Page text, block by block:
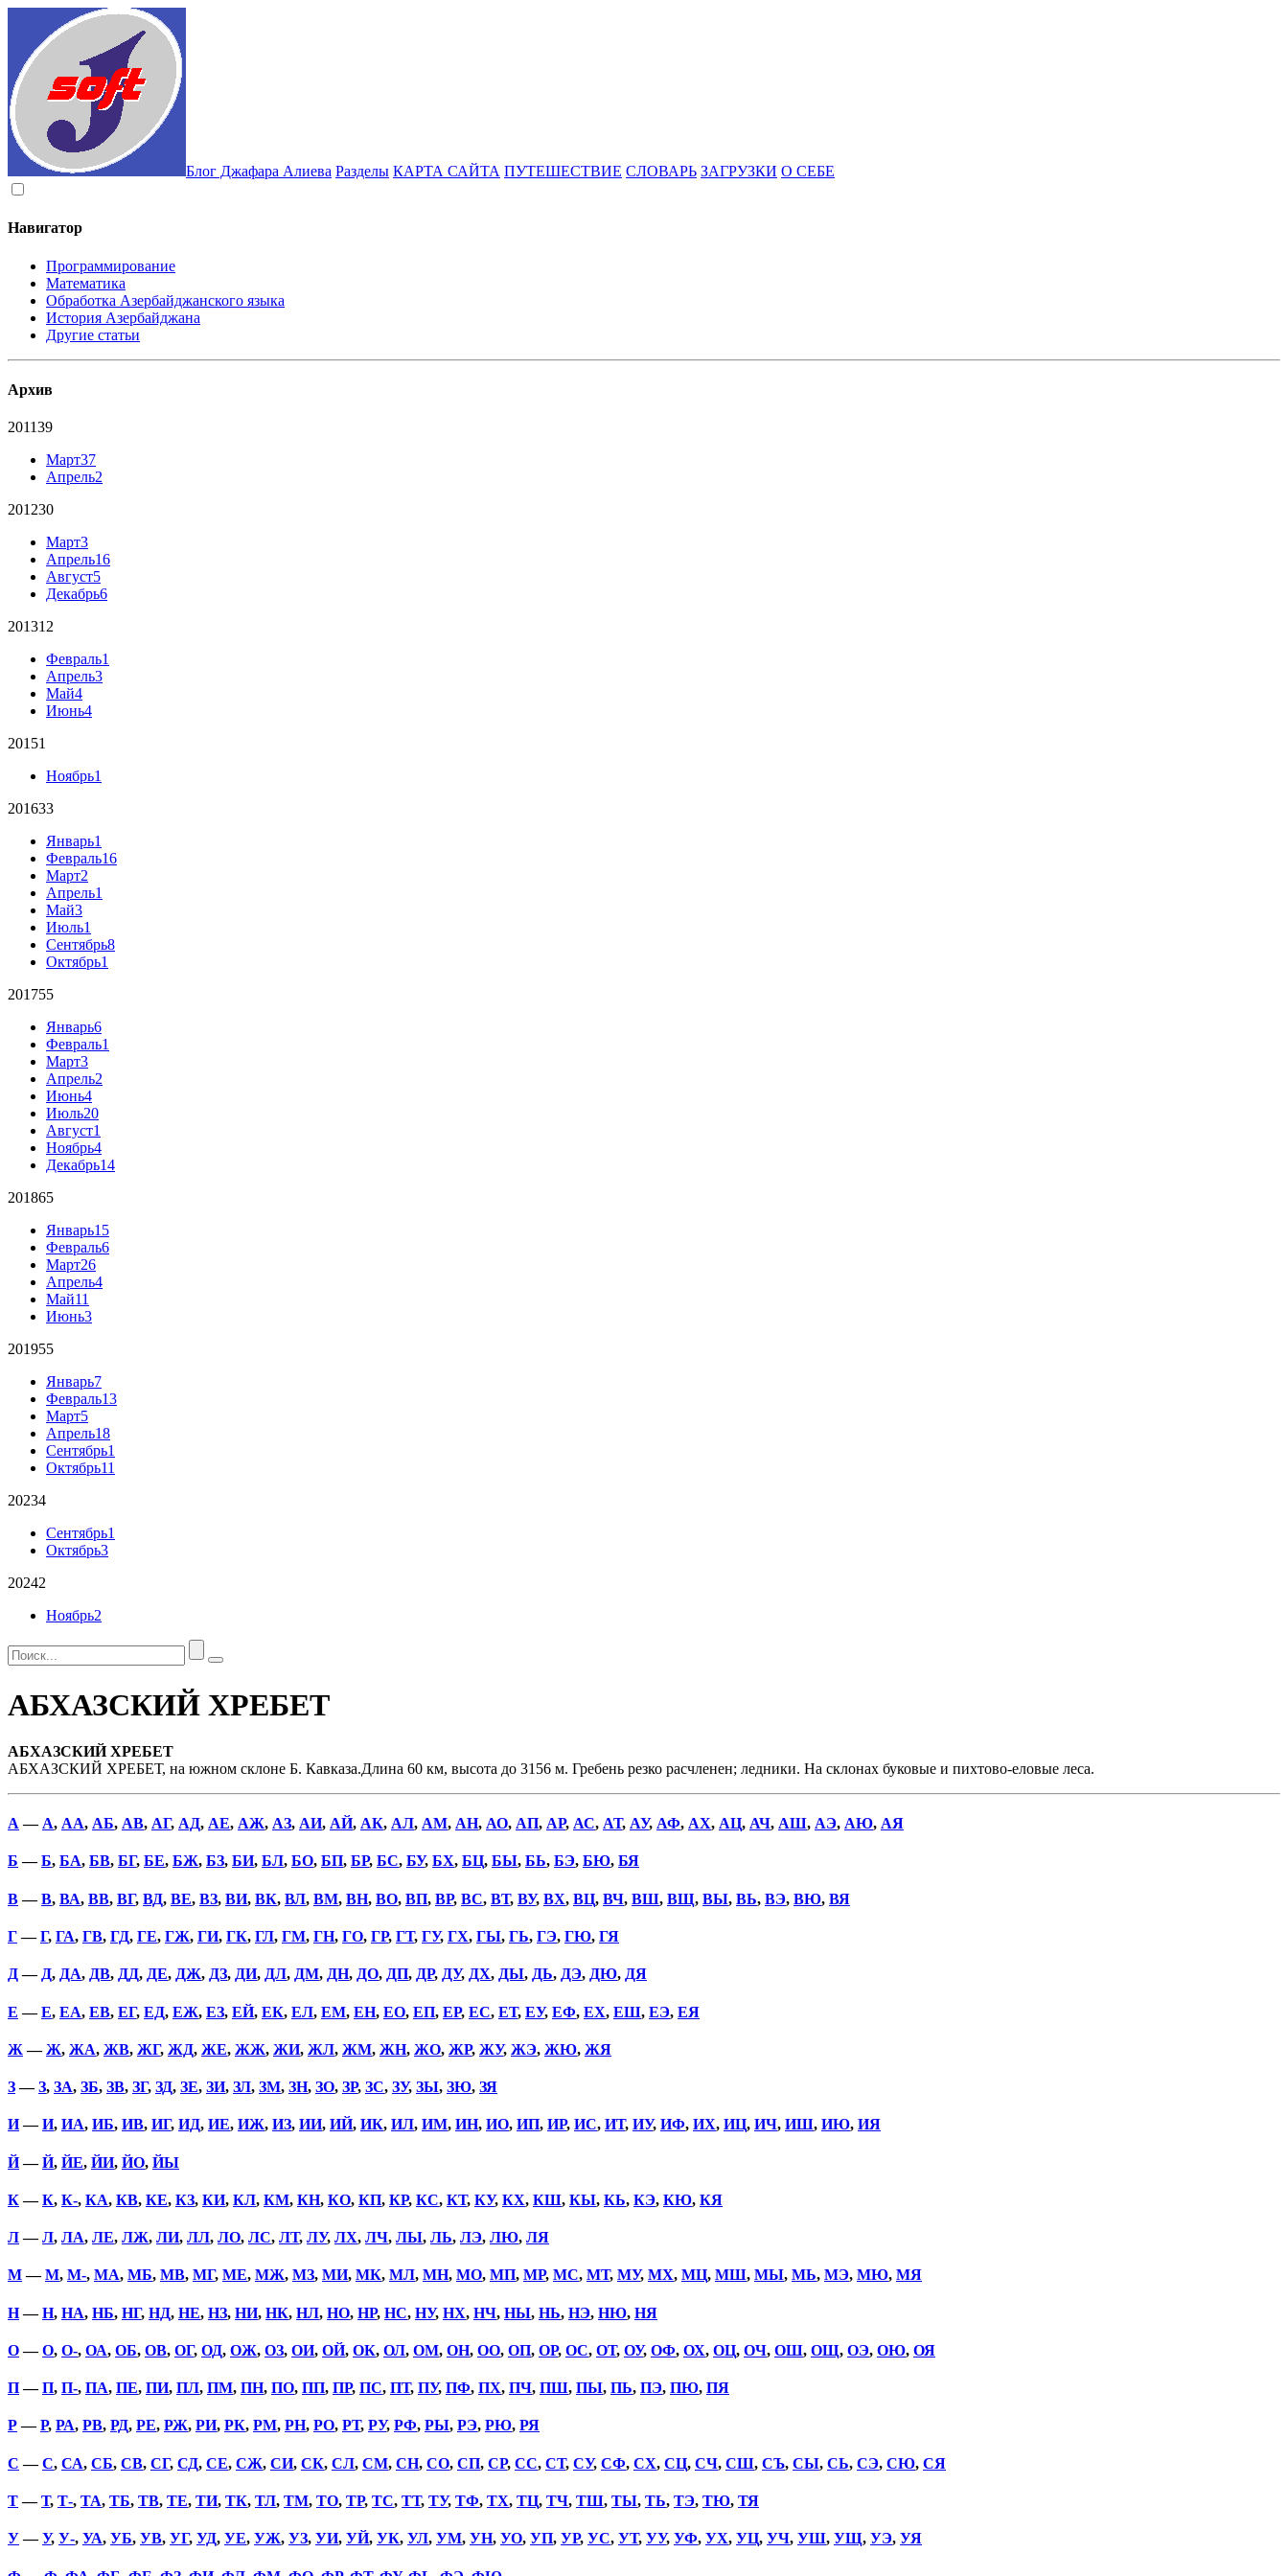
Блог Джафара Алиева Разделы КАРТА САЙТА ПУТЕШЕСТВИЕ СЛОВАРЬ ЗАГРУЗКИ О СЕБЕ
Навигатор
Программирование
Математика
Обработка Азербайджанского языка
История Азербайджана
Другие статьи
Архив
201139
Март37
Апрель2
201230
Март3
Апрель16
Август5
Декабрь6
201312
Февраль1
Апрель3
Май4
Июнь4
20151
Ноябрь1
201633
Январь1
Февраль16
Март2
Апрель1
Май3
Июль1
Сентябрь8
Октябрь1
201755
Январь6
Февраль1
Март3
Апрель2
Июнь4
Июль20
Август1
Ноябрь4
Декабрь14
201865
Январь15
Февраль6
Март26
Апрель4
Май11
Июнь3
201955
Январь7
Февраль13
Март5
Апрель18
Сентябрь1
Октябрь11
20234
Сентябрь1
Октябрь3
20242
Ноябрь2
АБХАЗСКИЙ ХРЕБЕТ
АБХАЗСКИЙ ХРЕБЕТ
АБХАЗСКИЙ ХРЕБЕТ, на южном склоне Б. Кавказа.Длина 60 км, высота до 3156 м. Гребень резко расчленен; ледники. На склонах буковые и пихтово-еловые леса.
А — А, АА, АБ, АВ, АГ, АД, АЕ, АЖ, АЗ, АИ, АЙ, АК, АЛ, АМ, АН, АО, АП, АР, АС, АТ, АУ, АФ, АХ, АЦ, АЧ, АШ, АЭ, АЮ, АЯ
Б —Б, БА, БВ, БГ, БЕ, БЖ, БЗ, БИ, БЛ, БО, БП, БР, БС, БУ, БХ, БЦ, БЫ, БЬ, БЭ, БЮ, БЯ
В—В, ВА, ВВ, ВГ, ВД, ВЕ, ВЗ, ВИ, ВК, ВЛ, ВМ, ВН, ВО, ВП, ВР, ВС, ВТ, ВУ, ВХ, ВЦ, ВЧ, ВШ, ВЩ, ВЫ, ВЬ, ВЭ, ВЮ, ВЯ
Г—Г, ГА, ГВ, ГД, ГЕ, ГЖ, ГИ, ГК, ГЛ, ГМ, ГН, ГО, ГР, ГТ, ГУ, ГХ, ГЫ, ГЬ, ГЭ, ГЮ, ГЯ
Д— Д, ДА, ДВ, ДД, ДЕ, ДЖ, ДЗ, ДИ, ДЛ, ДМ, ДН, ДО, ДП, ДР, ДУ, ДХ, ДЫ, ДЬ, ДЭ, ДЮ, ДЯ
Е —Е, ЕА, ЕВ, ЕГ, ЕД, ЕЖ, ЕЗ, ЕЙ, ЕК, ЕЛ, ЕМ, ЕН, ЕО, ЕП, ЕР, ЕС, ЕТ, ЕУ, ЕФ, ЕХ, ЕШ, ЕЭ, ЕЯ
Ж —Ж, ЖА, ЖВ, ЖГ, ЖД, ЖЕ, ЖЖ, ЖИ, ЖЛ, ЖМ, ЖН, ЖО, ЖР, ЖУ, ЖЭ, ЖЮ, ЖЯ
З—З, ЗА, ЗБ, ЗВ, ЗГ, ЗД, ЗЕ, ЗИ, ЗЛ, ЗМ, ЗН, ЗО, ЗР, ЗС, ЗУ, ЗЫ, ЗЮ, ЗЯ
И—И, ИА, ИБ, ИВ, ИГ, ИД, ИЕ, ИЖ, ИЗ, ИИ, ИЙ, ИК, ИЛ, ИМ, ИН, ИО, ИП, ИР, ИС, ИТ, ИУ, ИФ, ИХ, ИЦ, ИЧ, ИШ, ИЮ, ИЯ
Й—Й, ЙЕ, ЙИ, ЙО, ЙЫ
К—К, К-, КА, КВ, КЕ, КЗ, КИ, КЛ, КМ, КН, КО, КП, КР, КС, КТ, КУ, КХ, КШ, КЫ, КЬ, КЭ, КЮ, КЯ
Л—Л, ЛА, ЛЕ, ЛЖ, ЛИ, ЛЛ, ЛО, ЛС, ЛТ, ЛУ, ЛХ, ЛЧ, ЛЫ, ЛЬ, ЛЭ, ЛЮ, ЛЯ
М—М, М-, МА, МБ, МВ, МГ, МЕ, МЖ, МЗ, МИ, МК, МЛ, МН, МО, МП, МР, МС, МТ, МУ, МХ, МЦ, МШ, МЫ, МЬ, МЭ, МЮ, МЯ
Н—Н, НА, НБ, НГ, НД, НЕ, НЗ, НИ, НК, НЛ, НО, НР, НС, НУ, НХ, НЧ, НЫ, НЬ, НЭ, НЮ, НЯ
О—О, О-, ОА, ОБ, ОВ, ОГ, ОД, ОЖ, ОЗ, ОИ, ОЙ, ОК, ОЛ, ОМ, ОН, ОО, ОП, ОР, ОС, ОТ, ОУ, ОФ, ОХ, ОЦ, ОЧ, ОШ, ОЩ, ОЭ, ОЮ, ОЯ
П—П, П-, ПА, ПЕ, ПИ, ПЛ, ПМ, ПН, ПО, ПП, ПР, ПС, ПТ, ПУ, ПФ, ПХ, ПЧ, ПШ, ПЫ, ПЬ, ПЭ, ПЮ, ПЯ
Р—Р, РА, РВ, РД, РЕ, РЖ, РИ, РК, РМ, РН, РО, РТ, РУ, РФ, РЫ, РЭ, РЮ, РЯ
С —С, СА, СБ, СВ, СГ, СД, СЕ, СЖ, СИ, СК, СЛ, СМ, СН, СО, СП, СР, СС, СТ, СУ, СФ, СХ, СЦ, СЧ, СШ, СЪ, СЫ, СЬ, СЭ, СЮ, СЯ
Т—Т, Т-, ТА, ТБ, ТВ, ТЕ, ТИ, ТК, ТЛ, ТМ, ТО, ТР, ТС, ТТ, ТУ, ТФ, ТХ, ТЦ, ТЧ, ТШ, ТЫ, ТЬ, ТЭ, ТЮ, ТЯ
У—У, У-, УА, УБ, УВ, УГ, УД, УЕ, УЖ, УЗ, УИ, УЙ, УК, УЛ, УМ, УН, УО, УП, УР, УС, УТ, УУ, УФ, УХ, УЦ, УЧ, УШ, УЩ, УЭ, УЯ